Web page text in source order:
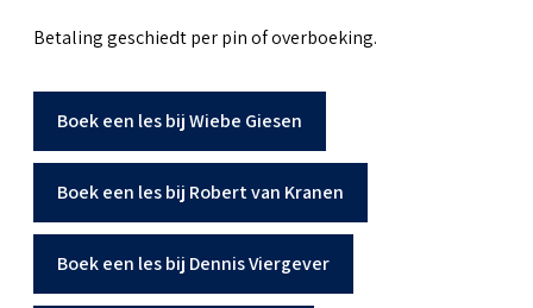
Betaling geschiedt per pin of overboeking.
Boek een les bij Wiebe Giesen
Boek een les bij Robert van Kranen
Boek een les bij Dennis Viergever